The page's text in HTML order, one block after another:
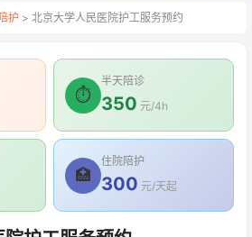
护 > 北京大学人民医院护工服务预约
⏱
半天陪诊
350 元/4h
🏥
住院陪护
300 元/天起